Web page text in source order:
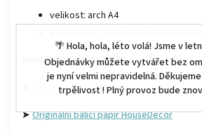
🌴 Hola, hola, léto volá! Jsme v
Objednávky můžete vytvářet bez
je nyní velmi nepravidelná.
trpělivost ! Plný provoz bude
velikost: arch A4
MOHLO BY VÁS ZAJÍMAT :
Vánoce s HouseDecor
➤Originální balící papír HouseDecor